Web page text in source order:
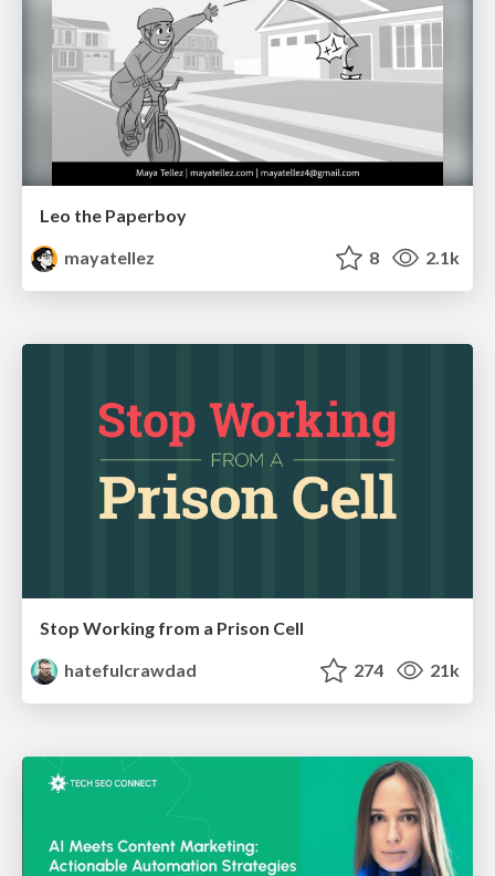
Leo the Paperboy
mayatellez
8 2.1k
Stop Working from a Prison Cell
hatefulcrawdad
274 21k